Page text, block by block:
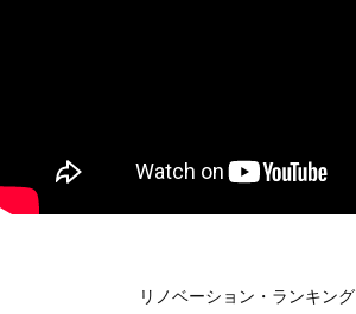
リノベーション・ランキング